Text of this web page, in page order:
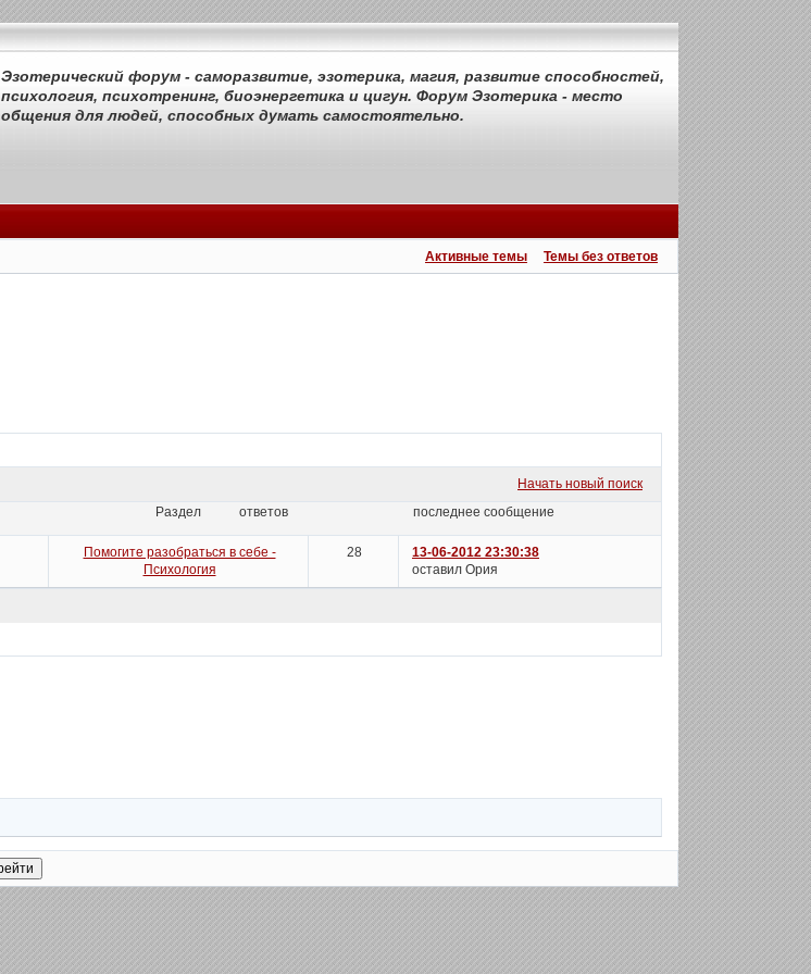
Эзотерический форум - саморазвитие, эзотерика, магия, развитие способностей,
психология, психотренинг, биоэнергетика и цигун. Форум Эзотерика - место
общения для людей, способных думать самостоятельно.
Активные темы Темы без ответов
Начать новый поиск
Раздел ответов последнее сообщение
Помогите разобраться в себе -
Психология
28
13-06-2012 23:30:38
оставил Ория